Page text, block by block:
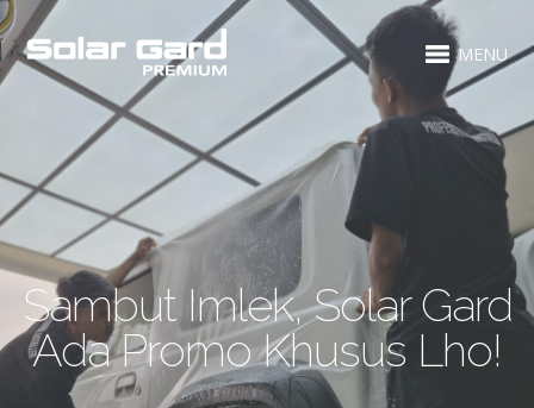
MENU
Sambut Imlek, Solar Gard
Ada Promo Khusus Lho!